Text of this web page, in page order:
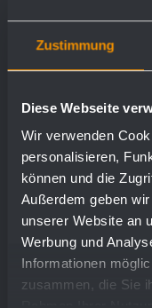
Zustimmung
Diese Webseite
Wir verwenden
personalisieren,
können und die
Außerdem geben
unserer Website an
Werbung und
Informationen
zusammen, die Sie
satinato (standard)
lucidate